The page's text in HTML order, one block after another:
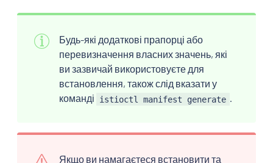
Будь-які додаткові прапорці або
перевизначення власних значень, які
ви зазвичай використовуєте для
встановлення, також слід вказати у
команді
istioctl manifest generate .
Якщо ви намагаєтеся встановити та